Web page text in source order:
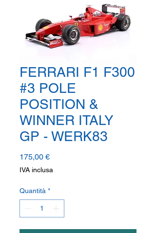
FERRARI F1 F300
#3 POLE
POSITION &
WINNER ITALY
GP - WERK83
175,00 €Prezzo
IVA inclusa
Quantità *